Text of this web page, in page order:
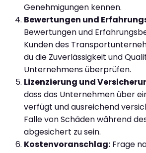
Genehmigungen kennen.
Bewertungen und
Bewertungen und
Kunden des
du die Zuverlässigkeit und
Unternehmens überprüfen.
Lizenzierung und
dass das Unternehmen über
verfügt und ausreichend
Falle von Schäden während
abgesichert zu sein.
Kostenvoranschlag: Frage